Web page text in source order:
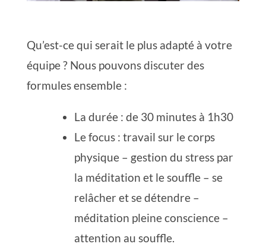
Qu’est-ce qui serait le plus adapté à votre
équipe ? Nous pouvons discuter des
formules ensemble :
La durée : de 30 minutes à 1h30
Le focus : travail sur le corps
physique – gestion du stress par
la méditation et le souffle – se
relâcher et se détendre –
méditation pleine conscience –
attention au souffle.